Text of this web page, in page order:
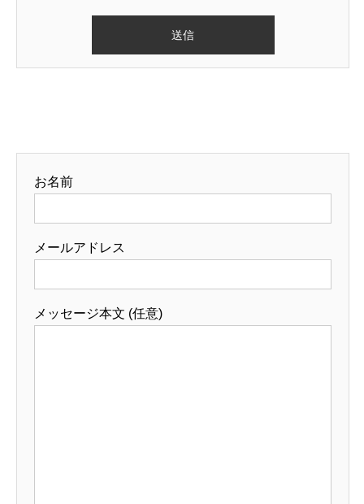
お名前
メールアドレス
メッセージ本文 (任意)